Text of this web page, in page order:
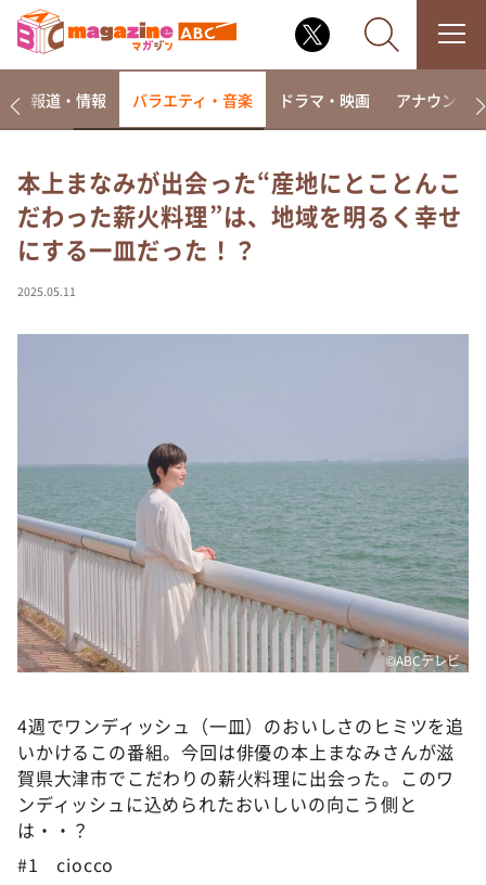
なるみ・岡村の過ぎるTV
相席食堂
これ余談なんですけど・・・
て真剣です
河合＆A.B.C-Z塚田×福井アナ「なんでやねん！？」
（news おかえり）
DAIGOも台所 ～きょうの献立 何にする？～
本日はダイアンなり！シーズン２
朝だ！生です旅サラダ
教えて！ニュースライブ 正義のミカタ
ＬＩＦＥ～夢のカタチ～
ポツンと一軒家
ザキ山小屋本館
ぺこぱのまるスポ
アナ回覧板
報道・情報 バラエティ・音楽 ドラマ・映画 アナウンサー
本上まなみが出会った“産地にとことんこ
だわった薪火料理”は、地域を明るく幸せ
にする一皿だった！？
2025.05.11
©ABCテレビ
4週でワンディッシュ（一皿）のおいしさのヒミツを追
いかけるこの番組。今回は俳優の本上まなみさんが滋
賀県大津市でこだわりの薪火料理に出会った。このワ
ンディッシュに込められたおいしいの向こう側と
は・・？
#1 ciocco